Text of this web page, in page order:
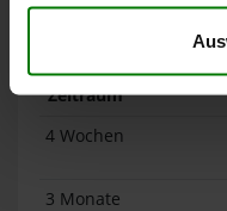
Zeitraum
4 Wochen
3 Monate